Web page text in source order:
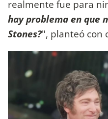
realmente fue para
hay problema en que
Stones?", planteó con